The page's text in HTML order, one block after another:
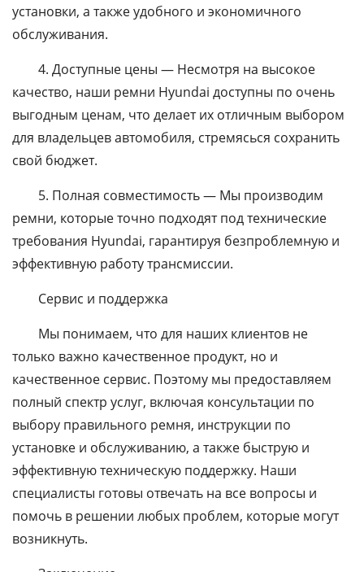
установки, а также удобного и экономичного
обслуживания.
4. Доступные цены — Несмотря на высокое
качество, наши ремни Hyundai доступны по очень
выгодным ценам, что делает их отличным выбором
для владельцев автомобиля, стремясься сохранить
свой бюджет.
5. Полная совместимость — Мы производим
ремни, которые точно подходят под технические
требования Hyundai, гарантируя безпроблемную и
эффективную работу трансмиссии.
Сервис и поддержка
Мы понимаем, что для наших клиентов не
только важно качественное продукт, но и
качественное сервис. Поэтому мы предоставляем
полный спектр услуг, включая консультации по
выбору правильного ремня, инструкции по
установке и обслуживанию, а также быструю и
эффективную техническую поддержку. Наши
специалисты готовы отвечать на все вопросы и
помочь в решении любых проблем, которые могут
возникнуть.